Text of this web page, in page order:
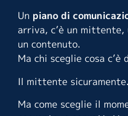
Un piano di
arriva, c’è un
un contenuto.
Ma chi sceglie cosa c’è
Il mittente sicuramente.
Ma come sceglie il